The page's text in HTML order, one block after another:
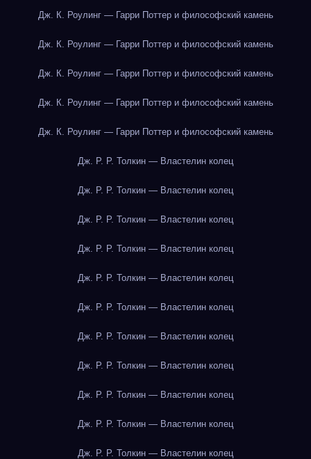
Дж. К. Роулинг — Гарри Поттер и философский камень
Дж. К. Роулинг — Гарри Поттер и философский камень
Дж. К. Роулинг — Гарри Поттер и философский камень
Дж. К. Роулинг — Гарри Поттер и философский камень
Дж. К. Роулинг — Гарри Поттер и философский камень
Дж. Р. Р. Толкин — Властелин колец
Дж. Р. Р. Толкин — Властелин колец
Дж. Р. Р. Толкин — Властелин колец
Дж. Р. Р. Толкин — Властелин колец
Дж. Р. Р. Толкин — Властелин колец
Дж. Р. Р. Толкин — Властелин колец
Дж. Р. Р. Толкин — Властелин колец
Дж. Р. Р. Толкин — Властелин колец
Дж. Р. Р. Толкин — Властелин колец
Дж. Р. Р. Толкин — Властелин колец
Дж. Р. Р. Толкин — Властелин колец